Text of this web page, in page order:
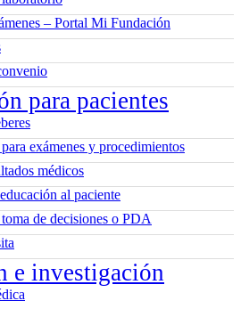
– Portal Mi Fundación
para pacientes
exámenes y procedimientos
médicos
al paciente
de decisiones o PDA
e investigación